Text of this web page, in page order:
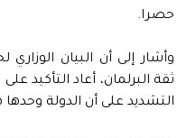
حصرا.
وأشار إلى أن البيان
ثقة البرلمان، أعاد التأكيد
التشديد على أن الدولة